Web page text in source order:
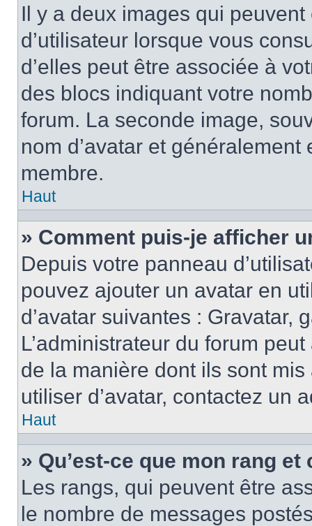
Il y a deux images qui
d’utilisateur lorsque vous
d’elles peut être associée à
des blocs indiquant votre
forum. La seconde image,
nom d’avatar et
membre.
Haut
» Comment puis-je afficher
Depuis votre panneau
pouvez ajouter un avatar en
d’avatar suivantes : Gravatar,
L’administrateur du forum
de la manière dont ils sont
utiliser d’avatar, contactez un
Haut
» Qu’est-ce que mon rang
Les rangs, qui peuvent être
le nombre de messages